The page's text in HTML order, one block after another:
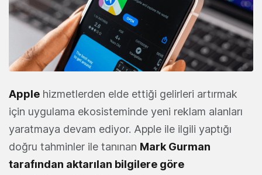
Apple hizmetlerden elde ettiği gelirleri artırmak
için uygulama ekosisteminde yeni reklam alanları
yaratmaya devam ediyor. Apple ile ilgili yaptığı
doğru tahminler ile tanınan Mark Gurman
tarafından aktarılan bilgilere göre